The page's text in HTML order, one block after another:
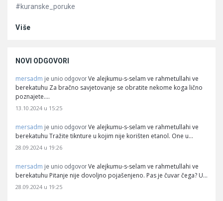
#kuranske_poruke
Više
NOVI ODGOVORI
mersadm je unio odgovor Ve alejkumu-s-selam ve rahmetullahi ve
berekatuhu Za bračno savjetovanje se obratite nekome koga lično
poznajete.…
13.10.2024 u 15:25
mersadm je unio odgovor Ve alejkumu-s-selam ve rahmetullahi ve
berekatuhu Tražite tiknture u kojim nije korišten etanol. One u…
28.09.2024 u 19:26
mersadm je unio odgovor Ve alejkumu-s-selam ve rahmetullahi ve
berekatuhu Pitanje nije dovoljno pojašenjeno. Pas je čuvar čega? U…
28.09.2024 u 19:25